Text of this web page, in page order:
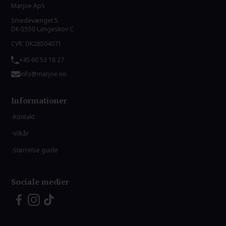
Marjoe ApS
Smedevænget 5
DK-5550 Langeskov C
CVR: DK28504071
+45 60 53 18 27
info@marjoe.no
Informationer
Kontakt
Vilkår
Størrelse guide
Sociale medier